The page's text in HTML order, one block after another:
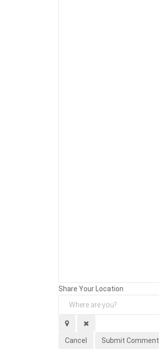
Share Your Location
Cancel Submit Comment